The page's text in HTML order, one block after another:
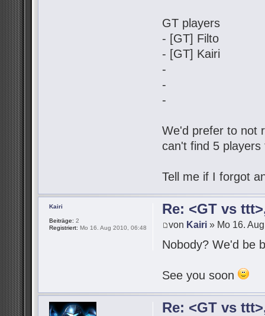
GT players
- [GT] Filto
- [GT] Kairi
-
-
-
We'd prefer to not
can't find 5
Tell me if I forgot
Re: <GT vs
von Kairi » Mo 16.
Nobody? We'd be
See you soon
Kairi
Beiträge: 2
Registriert: Mo 16. Aug 2010, 06:48
Re: <GT vs